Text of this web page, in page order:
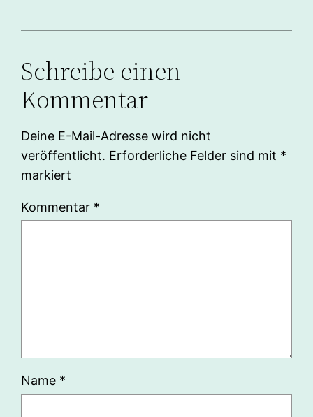
Schreibe einen
Kommentar
Deine E-Mail-Adresse wird nicht
veröffentlicht. Erforderliche Felder sind mit *
markiert
Kommentar *
Name *